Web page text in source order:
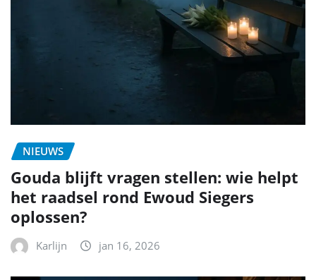
NIEUWS
Gouda blijft vragen stellen: wie helpt
het raadsel rond Ewoud Siegers
oplossen?
Karlijn jan 16, 2026